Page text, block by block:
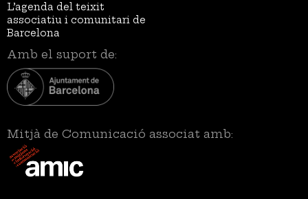
L’agenda del teixit
associatiu i comunitari de
Barcelona
Amb el suport de:
Mitjà de Comunicació associat amb: